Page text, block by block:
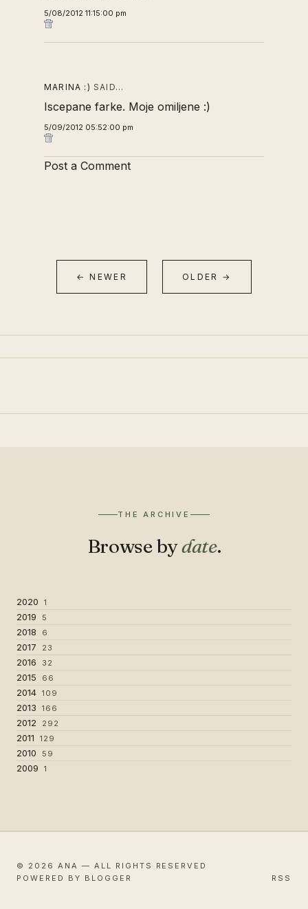
5/08/2012 11:15:00 pm
MARINA :) SAID…
Iscepane farke. Moje omiljene :)
5/09/2012 05:52:00 pm
Post a Comment
← NEWER OLDER →
THE ARCHIVE
Browse bydate.
2020 1
2019 5
2018 6
2017 23
2016 32
2015 66
2014 109
2013 166
2012 292
2011 129
2010 59
2009 1
© 2026 ANA — ALL RIGHTS RESERVED
POWERED BY BLOGGER
RSS